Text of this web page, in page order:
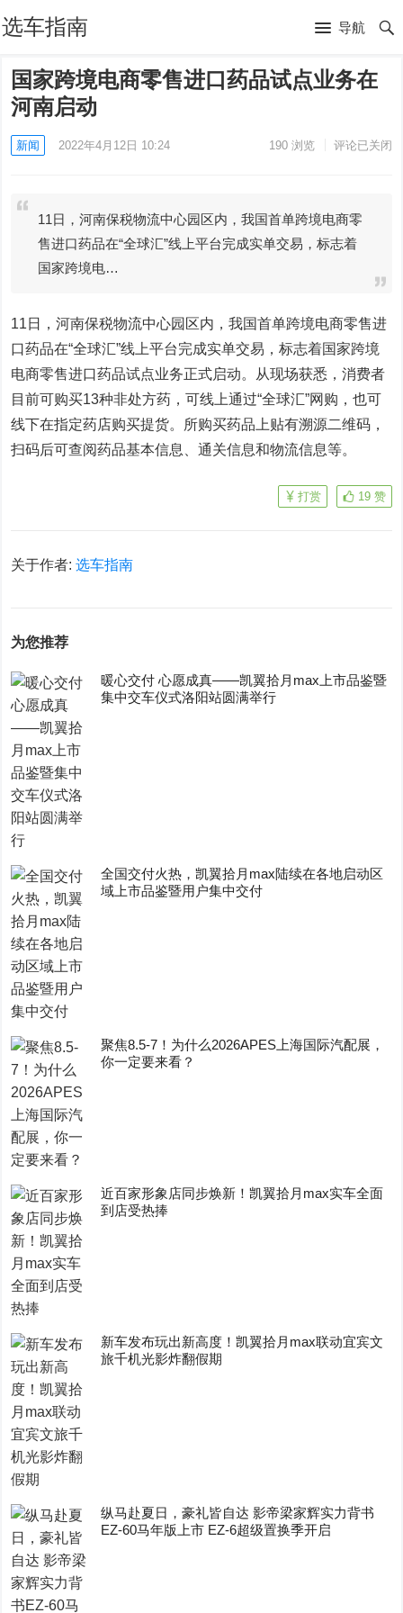
选车指南 导航
国家跨境电商零售进口药品试点业务在
河南启动
新闻 2022年4月12日 10:24 190浏览 评论已关闭
11日，河南保税物流中心园区内，我国首单跨境电商零
售进口药品在“全球汇”线上平台完成实单交易，标志着
国家跨境电…
11日，河南保税物流中心园区内，我国首单跨境电商零售进
口药品在“全球汇”线上平台完成实单交易，标志着国家跨境
电商零售进口药品试点业务正式启动。从现场获悉，消费者
目前可购买13种非处方药，可线上通过“全球汇”网购，也可
线下在指定药店购买提货。所购买药品上贴有溯源二维码，
扫码后可查阅药品基本信息、通关信息和物流信息等。
19 赞
打赏
关于作者:选车指南
为您推荐
暖心交付 心愿成真——凯翼拾月max上市品鉴暨
集中交车仪式洛阳站圆满举行
全国交付火热，凯翼拾月max陆续在各地启动区
域上市品鉴暨用户集中交付
聚焦8.5-7！为什么2026APES上海国际汽配展，
你一定要来看？
近百家形象店同步焕新！凯翼拾月max实车全面
到店受热捧
新车发布玩出新高度！凯翼拾月max联动宜宾文
旅千机光影炸翻假期
纵马赴夏日，豪礼皆自达 影帝梁家辉实力背书
EZ-60马年版上市 EZ-6超级置换季开启